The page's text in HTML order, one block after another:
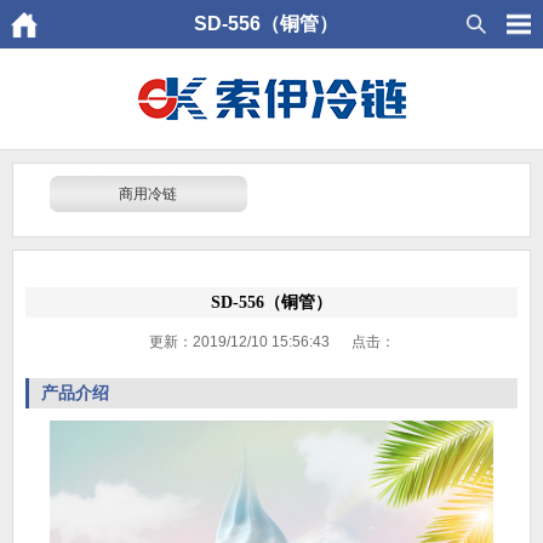
SD-556（铜管）
商用冷链
SD-556（铜管）
更新：2019/12/10 15:56:43 点击：
产品介绍